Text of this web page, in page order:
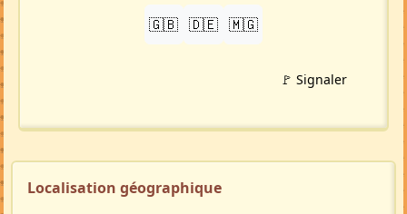
🇬🇧 🇩🇪 🇲🇬
🚩 Signaler
Localisation géographique